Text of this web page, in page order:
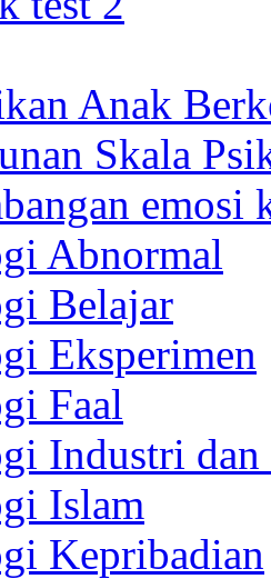
Anak
Skala
emosi
Abnormal
Belajar
Eksperimen
Faal
Industri dan
Islam
Kepribadian